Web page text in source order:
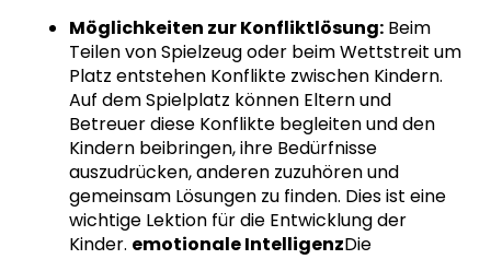
Möglichkeiten zur Konfliktlösung:Beim
Teilen von Spielzeug oder beim Wettstreit um
Platz entstehen Konflikte zwischen Kindern.
Auf dem Spielplatz können Eltern und
Betreuer diese Konflikte begleiten und den
Kindern beibringen, ihre Bedürfnisse
auszudrücken, anderen zuzuhören und
gemeinsam Lösungen zu finden. Dies ist eine
wichtige Lektion für die Entwicklung der
Kinder. emotionale IntelligenzDie